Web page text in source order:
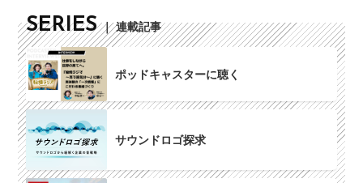
SERIES ｜ 連載記事
ポッドキャスターに聴く
サウンドロゴ探求